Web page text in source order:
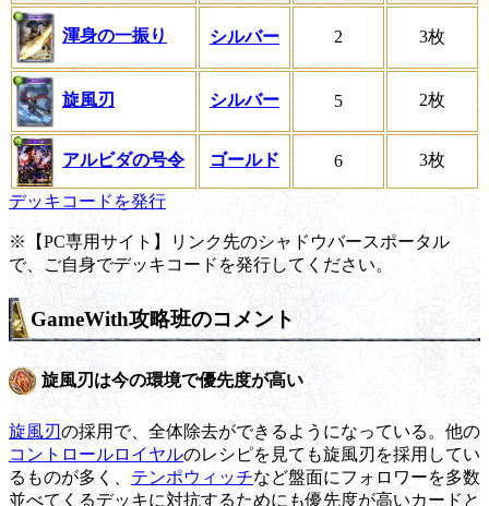
渾身の一振り シルバー 2 3枚
旋風刃 シルバー 5 2枚
アルビダの号令 ゴールド 6 3枚
デッキコードを発行
※【PC専用サイト】リンク先のシャドウバースポータル
で、ご自身でデッキコードを発行してください。
GameWith攻略班のコメント
旋風刃は今の環境で優先度が高い
旋風刃の採用で、全体除去ができるようになっている。他の
コントロールロイヤルのレシピを見ても旋風刃を採用してい
るものが多く、 テンポウィッチなど盤面にフォロワーを多数
並べてくるデッキに対抗するためにも優先度が高いカードと